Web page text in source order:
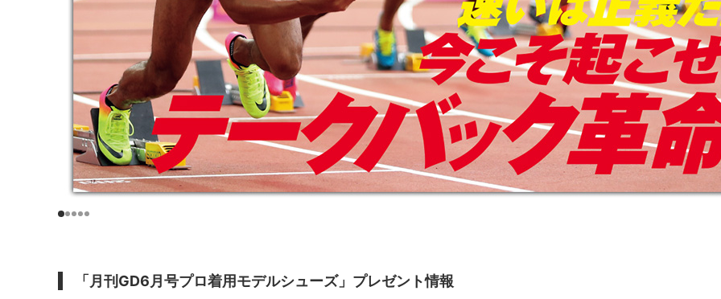
「月刊GD6月号プロ着用モデルシューズ」プレゼント情報